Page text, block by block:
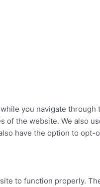
you navigate
the website. We also
have the option to
to function properly.